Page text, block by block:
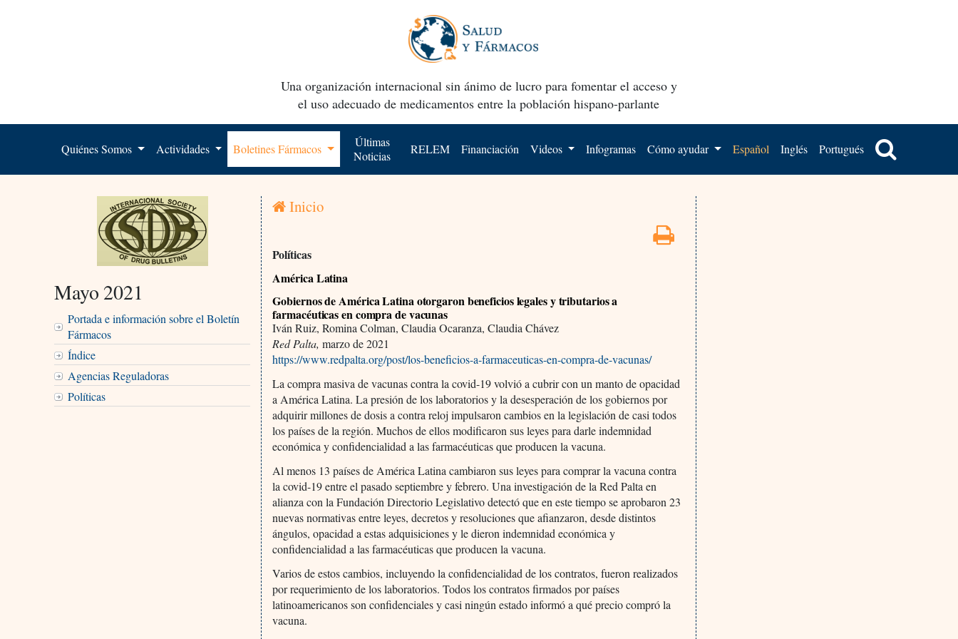
Una organización internacional sin ánimo de lucro para fomentar el acceso y
el uso adecuado de medicamentos entre la población hispano-parlante
Quiénes Somos Actividades Boletines Fármacos
Últimas
Noticias
RELEM Financiación Videos Infogramas Cómo ayudar Español Inglés Portugués
Mayo 2021
Portada e información sobre el Boletín
Fármacos
Índice
Agencias Reguladoras
Políticas
Inicio
Políticas
América Latina
Gobiernos de América Latina otorgaron beneficios legales y tributarios a
farmacéuticas en compra de vacunas
Iván Ruiz, Romina Colman, Claudia Ocaranza, Claudia Chávez
Red Palta, marzo de 2021
https://www.redpalta.org/post/los-beneficios-a-farmaceuticas-en-compra-de-vacunas/
La compra masiva de vacunas contra la covid-19 volvió a cubrir con un manto de opacidad
a América Latina. La presión de los laboratorios y la desesperación de los gobiernos por
adquirir millones de dosis a contra reloj impulsaron cambios en la legislación de casi todos
los países de la región. Muchos de ellos modificaron sus leyes para darle indemnidad
económica y confidencialidad a las farmacéuticas que producen la vacuna.
Al menos 13 países de América Latina cambiaron sus leyes para comprar la vacuna contra
la covid-19 entre el pasado septiembre y febrero. Una investigación de la Red Palta en
alianza con la Fundación Directorio Legislativo detectó que en este tiempo se aprobaron 23
nuevas normativas entre leyes, decretos y resoluciones que afianzaron, desde distintos
ángulos, opacidad a estas adquisiciones y le dieron indemnidad económica y
confidencialidad a las farmacéuticas que producen la vacuna.
Varios de estos cambios, incluyendo la confidencialidad de los contratos, fueron realizados
por requerimiento de los laboratorios. Todos los contratos firmados por países
latinoamericanos son confidenciales y casi ningún estado informó a qué precio compró la
vacuna.